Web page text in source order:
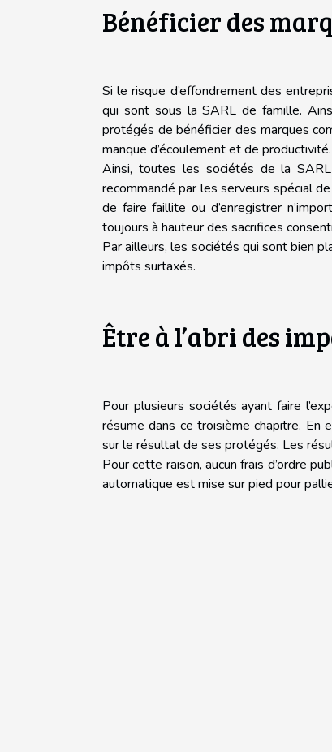
Bénéficier des
Si le risque d’effondrement des
qui sont sous la SARL de famille.
protégés de bénéficier des marques
manque d’écoulement et de productivité.
Ainsi, toutes les sociétés de la
recommandé par les serveurs spécial
de faire faillite ou d’enregistrer
toujours à hauteur des sacrifices
Par ailleurs, les sociétés qui sont bien
impôts surtaxés.
Être à l’abri des
Pour plusieurs sociétés ayant faire
résume dans ce troisième chapitre. En
sur le résultat de ses protégés. Les
Pour cette raison, aucun frais d’ordre
automatique est mise sur pied pour